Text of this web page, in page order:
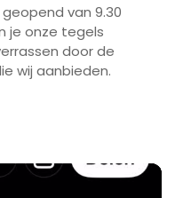
van 9.30
je onze tegels
door de
wij aanbieden.